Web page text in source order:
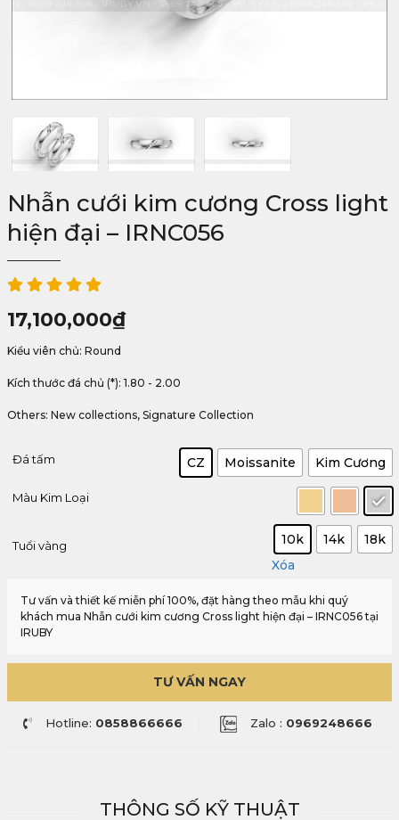
Nhẫn cưới kim cương Cross light
hiện đại – IRNC056
17,100,000₫
Kiểu viên chủ: Round
Kích thước đá chủ (*): 1.80 - 2.00
Others: New collections, Signature Collection
Đá tấm CZ Moissanite Kim Cương
Màu Kim Loại
Tuổi vàng 10k 14k
18k
Xóa
Tư vấn và thiết kế miễn phí 100%, đặt hàng theo mẫu khi quý
khách mua Nhẫn cưới kim cương Cross light hiện đại – IRNC056 tại
IRUBY
TƯ VẤN NGAY
Hotline: 0858866666 Zalo : 0969248666
THÔNG SỐ KỸ THUẬT